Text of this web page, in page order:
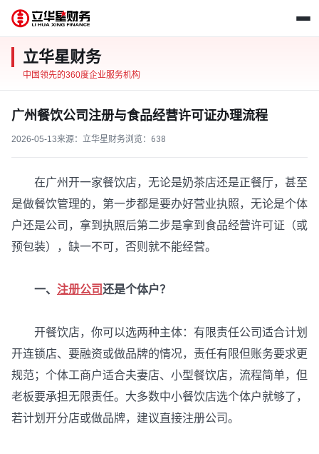
立华星财务
中国领先的360度企业服务机构
广州餐饮公司注册与食品经营许可证办理流程
2026-05-13来源：立华星财务浏览： 638
在广州开一家餐饮店，无论是奶茶店还是正餐厅，甚至
是做餐饮管理的，第一步都是要办好营业执照，无论是个体
户还是公司，拿到执照后第二步是拿到食品经营许可证（或
预包装），缺一不可，否则就不能经营。
一、 注册公司还是个体户？
开餐饮店，你可以选两种主体：有限责任公司适合计划
开连锁店、要融资或做品牌的情况，责任有限但账务要求更
规范；个体工商户适合夫妻店、小型餐饮店，流程简单，但
老板要承担无限责任。大多数中小餐饮店选个体户就够了，
若计划开分店或做品牌，建议直接注册公司。